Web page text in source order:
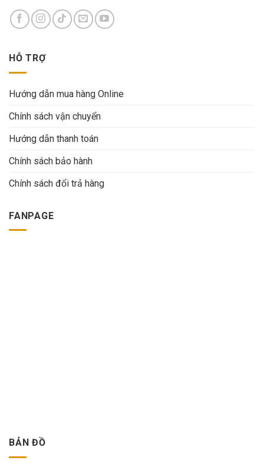
HỖ TRỢ
Hướng dẫn mua hàng Online
Chính sách vận chuyển
Hướng dẫn thanh toán
Chính sách bảo hành
Chính sách đổi trả hàng
FANPAGE
BẢN ĐỒ